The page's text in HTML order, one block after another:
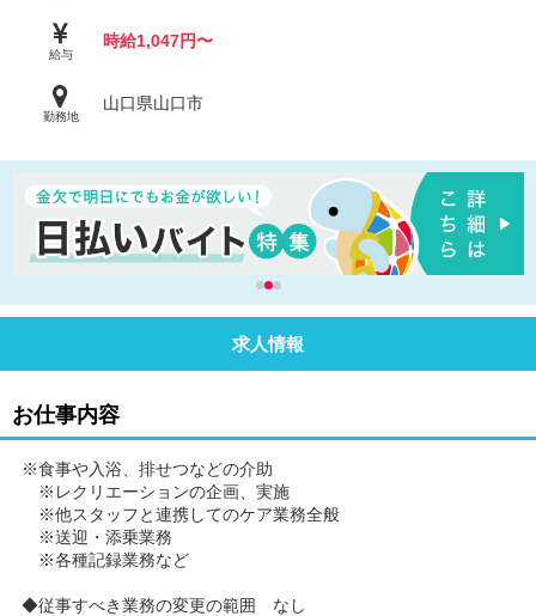
給与
時給1,047円〜
勤務地
山口県山口市
求人情報
お仕事内容
※食事や入浴、排せつなどの介助
※レクリエーションの企画、実施
※他スタッフと連携してのケア業務全般
※送迎・添乗業務
※各種記録業務など
◆従事すべき業務の変更の範囲 なし